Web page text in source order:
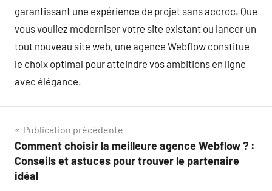
garantissant une expérience de projet sans accroc. Que
vous vouliez moderniser votre site existant ou lancer un
tout nouveau site web, une agence Webflow constitue
le choix optimal pour atteindre vos ambitions en ligne
avec élégance.
Navigation
de
l’article
Publication précédente
Comment choisir la meilleure agence Webflow ? :
Conseils et astuces pour trouver le partenaire
idéal